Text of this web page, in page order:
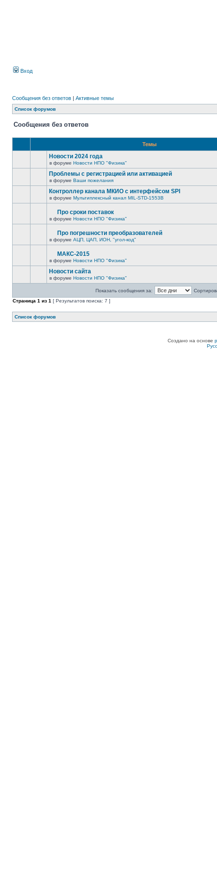
Вход
Сообщения без ответов | Активные темы
Список форумов
Сообщения без ответов
Темы
Новости 2024 года
в форуме Новости НПО "Физика"
Проблемы с регистрацией или активацией
в форуме Ваши пожелания
Контроллер канала МКИО с интерфейсом SPI
в форуме Мультиплексный канал MIL-STD-1553B
Про сроки поставок
в форуме Новости НПО "Физика"
Про погрешности преобразователей
в форуме АЦП, ЦАП, ИОН, "угол-код"
МАКС-2015
в форуме Новости НПО "Физика"
Новости сайта
в форуме Новости НПО "Физика"
Показать сообщения за:
Страница 1 из 1 [ Результатов поиска: 7 ]
Список форумов
Создано на основе